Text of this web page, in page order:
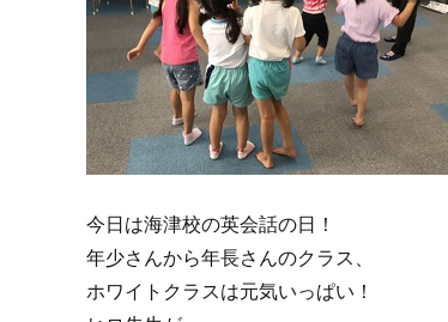
今日は海津校の英会話の日！
年少さんから年長さんのクラス、
ホワイトクラスは元気いっぱい！